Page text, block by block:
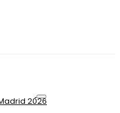
2026